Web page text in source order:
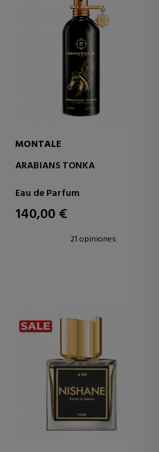
MONTALE
ARABIANS TONKA
Eau de Parfum
140,00 €
21 opiniones